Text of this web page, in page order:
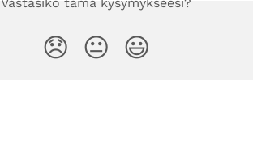
😞 😐 😃